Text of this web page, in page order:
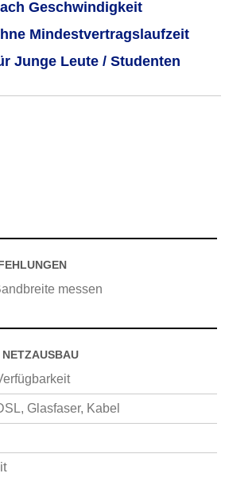
Geschwindigkeit
Mindestvertragslaufzeit
Junge Leute / Studenten
messen
Glasfaser, Kabel